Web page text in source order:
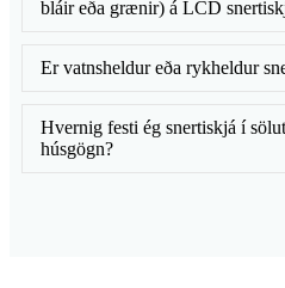
bláir eða grænir) á LCD
Er vatnsheldur eða rykheldur
Hvernig festi ég snertiskjá í
húsgögn?